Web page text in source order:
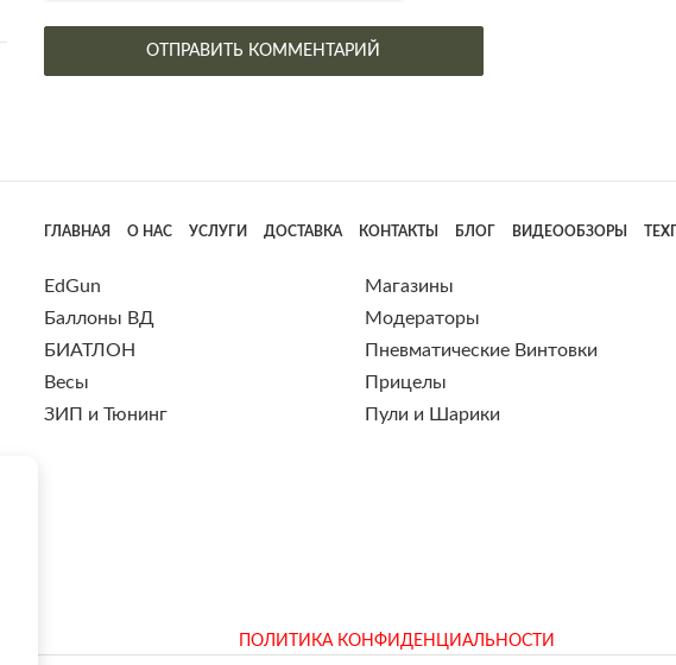
ГЛАВНАЯ О НАС УСЛУГИ ДОСТАВКА КОНТАКТЫ БЛОГ ВИДЕООБЗОРЫ
EdGun
Баллоны ВД
БИАТЛОН
Весы
ЗИП и Тюнинг
Магазины
Модераторы
Пневматические Винтовки
Прицелы
Пули и Шарики
ПОЛИТИКА КОНФИДЕНЦИАЛЬНОСТИ